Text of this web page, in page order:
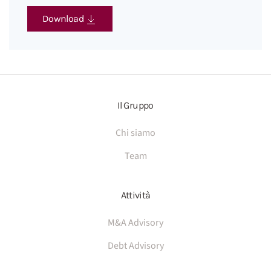
Download
Il Gruppo
Chi siamo
Team
Attività
M&A Advisory
Debt Advisory